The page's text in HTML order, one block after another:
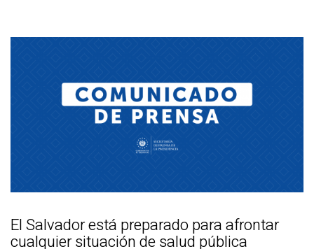
El Salvador está preparado para afrontar
cualquier situación de salud pública